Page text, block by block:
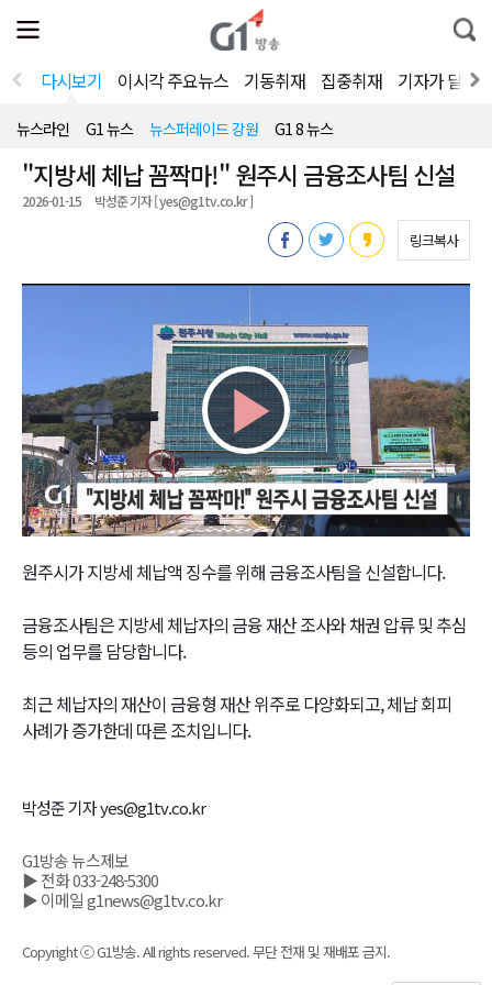
전
체
뉴
열
통
합
색
다시보기 이시각 주요뉴스 기동취재 집중취재 기자가 달려
뉴스라인 G1 뉴스 뉴스퍼레이드 강원 G1 8 뉴스
"지방세 체납 꼼짝마!" 원주시 금융조사팀 신설
2026-01-15 박성준 기자 [ yes@g1tv.co.kr ]
링크복사
Play
Video
원주시가 지방세 체납액 징수를 위해 금융조사팀을 신설합니다.
금융조사팀은 지방세 체납자의 금융 재산 조사와 채권 압류 및 추심
등의 업무를 담당합니다.
최근 체납자의 재산이 금융형 재산 위주로 다양화되고, 체납 회피
사례가 증가한데 따른 조치입니다.
박성준 기자 yes@g1tv.co.kr
G1방송 뉴스제보
▶ 전화 033-248-5300
▶ 이메일 g1news@g1tv.co.kr
Copyright ⓒ G1방송. All rights reserved. 무단 전재 및 재배포 금지.